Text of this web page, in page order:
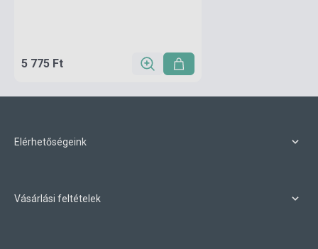
5 775 Ft
Elérhetőségeink
Vásárlási feltételek